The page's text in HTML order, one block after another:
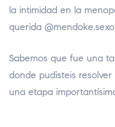
la intimidad en la
querida
Sabemos que fue una
donde pudisteis
una etapa